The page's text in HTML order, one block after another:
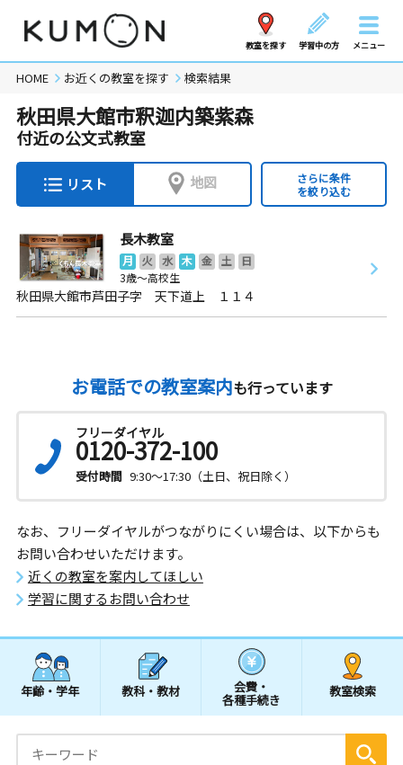
教室を探す 学習中の方 メニュー
HOME お近くの教室を探す 検索結果
秋田県大館市釈迦内築紫森
付近の公文式教室
リスト 地図
さらに条件
を絞り込む
長木教室
月 火 水 木 金 土
日
3歳～高校生
秋田県大館市芦田子字 天下道上 １１４
お電話での教室案内も行っています
フリーダイヤル
0120-372-100
受付時間 9:30～17:30（土日、祝日除く）
なお、フリーダイヤルがつながりにくい場合は、以下からも
お問い合わせいただけます。
近くの教室を案内してほしい
学習に関するお問い合わせ
年齢・学年 教科・教材 会費・
各種手続き
教室検索